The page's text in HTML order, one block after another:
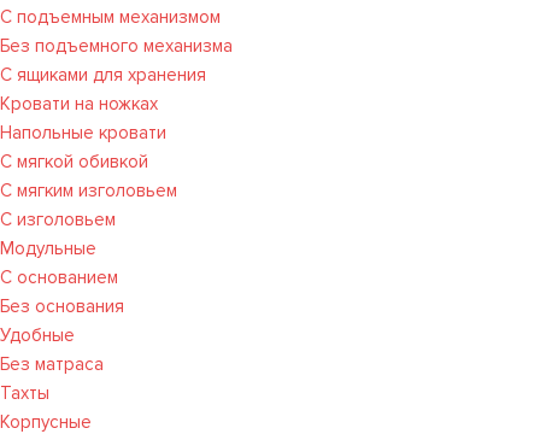
С подъемным механизмом
Без подъемного механизма
С ящиками для хранения
Кровати на ножках
Напольные кровати
С мягкой обивкой
С мягким изголовьем
С изголовьем
Модульные
С основанием
Без основания
Удобные
Без матраса
Тахты
Корпусные